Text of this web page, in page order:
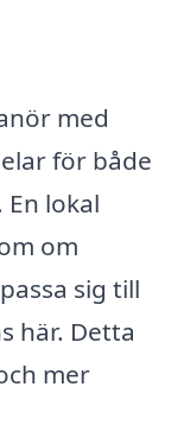
med
för både
lokal
om
sig till
här. Detta
mer